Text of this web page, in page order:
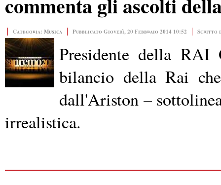
Categoria: Musica Pubblicato Giovedì, 20 Febbraio 2014 10:52 Scritto
Presidente della
bilancio della Rai
dall'Ariston –
irrealistica.